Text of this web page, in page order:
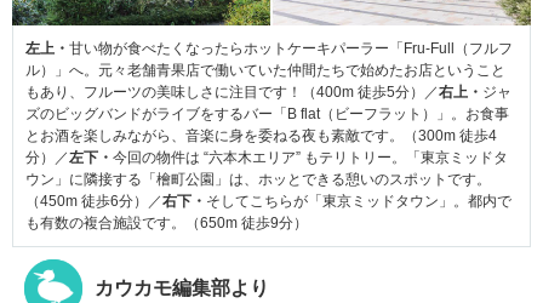
左上・ 甘い物が食べたくなったらホットケーキパーラー「Fru-Full（フルフ
ル）」へ。元々老舗青果店で働いていた仲間たちで始めたお店ということ
もあり、フルーツの美味しさに注目です！（400m 徒歩5分）／右上・ ジャ
ズのビッグバンドがライブをするバー「B flat（ビーフラット）」。お食事
とお酒を楽しみながら、音楽に身を委ねる夜も素敵です。（300m 徒歩4
分）／左下・ 今回の物件は “六本木エリア” もテリトリー。「東京ミッドタ
ウン」に隣接する「檜町公園」は、ホッとできる憩いのスポットです。
（450m 徒歩6分）／右下・ そしてこちらが「東京ミッドタウン」。都内で
も有数の複合施設です。（650m 徒歩9分）
カウカモ編集部より